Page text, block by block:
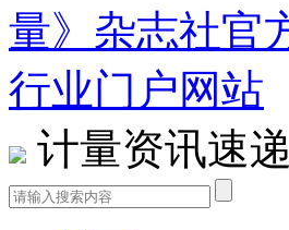
计量资讯速递